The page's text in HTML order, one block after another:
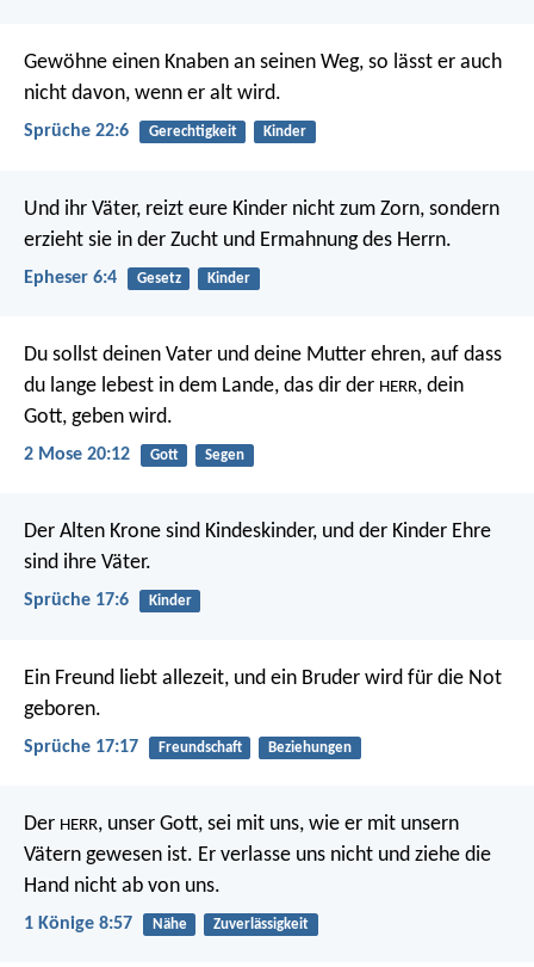
Gewöhne einen Knaben an seinen Weg, so lässt er auch
nicht davon, wenn er alt wird.
Sprüche 22:6 Gerechtigkeit Kinder
Und ihr Väter, reizt eure Kinder nicht zum Zorn, sondern
erzieht sie in der Zucht und Ermahnung des Herrn.
Epheser 6:4 Gesetz Kinder
Du sollst deinen Vater und deine Mutter ehren, auf dass
du lange lebest in dem Lande, das dir der HERR, dein
Gott, geben wird.
2 Mose 20:12 Gott Segen
Der Alten Krone sind Kindeskinder, und der Kinder Ehre
sind ihre Väter.
Sprüche 17:6 Kinder
Ein Freund liebt allezeit, und ein Bruder wird für die Not
geboren.
Sprüche 17:17 Freundschaft Beziehungen
Der HERR, unser Gott, sei mit uns, wie er mit unsern
Vätern gewesen ist. Er verlasse uns nicht und ziehe die
Hand nicht ab von uns.
1 Könige 8:57 Nähe Zuverlässigkeit